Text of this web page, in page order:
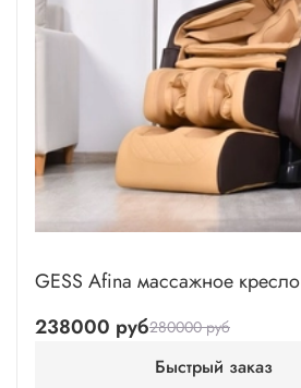
GESS Afina массажное кресло
238000 руб280000 руб
Быстрый заказ